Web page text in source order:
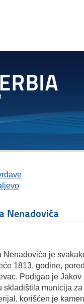
Nenadovića
Nenadovića je
1813. godine,
Podigao je
skladištila municija
korišćen je